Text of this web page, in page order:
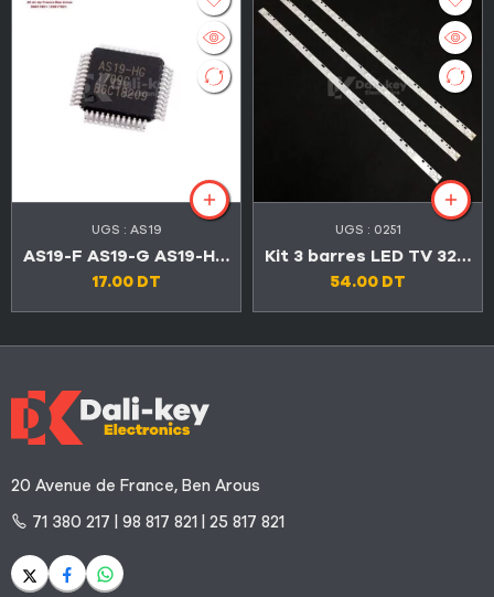
UGS : AS19
AS19-F AS19-G AS19-HG AS19-H1G
17.00 DT
UGS : 0251
Kit 3 barres LED TV 32″ 10 LED 3V DLED32DH3101005.B
54.00 DT
20 Avenue de France, Ben Arous
71 380 217 | 98 817 821 | 25 817 821